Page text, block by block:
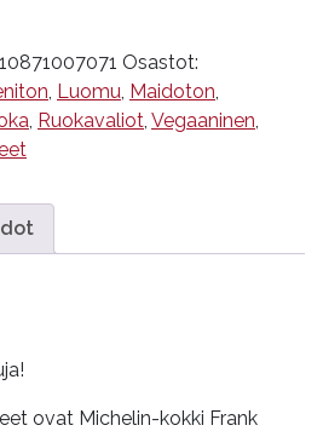
Osastot:
Luomu Maidoton
Ruokavaliot Vegaaninen
ovat Michelin-kokki Frank